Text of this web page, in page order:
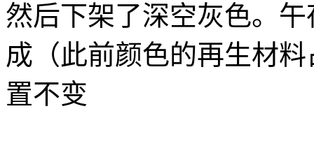
然后下架了深空灰色。
成（此前颜色的再生材
置不变